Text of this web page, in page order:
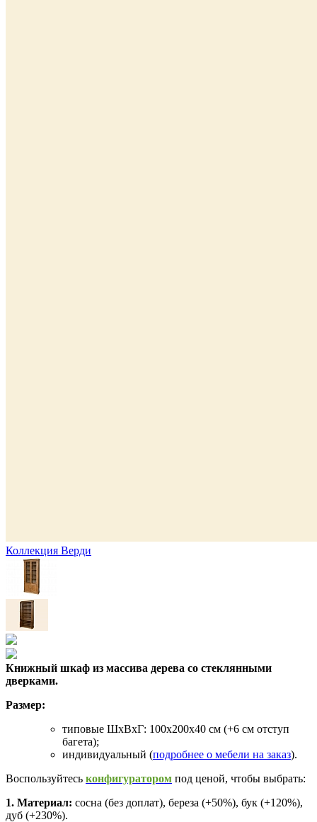
Коллекция Верди
Книжный шкаф из массива дерева со стеклянными
дверками.
Размер:
типовые ШхВхГ: 100х200х40 см (+6 см отступ
багета);
индивидуальный (подробнее о мебели на заказ).
Воспользуйтесь конфигуратором под ценой, чтобы выбрать:
1. Материал: сосна (без доплат), береза (+50%), бук (+120%),
дуб (+230%).